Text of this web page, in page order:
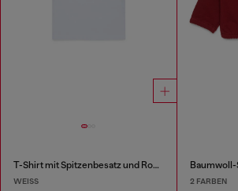
T-Shirt mit Spitzenbesatz und Rosenprint
WEISS 2 FARBEN